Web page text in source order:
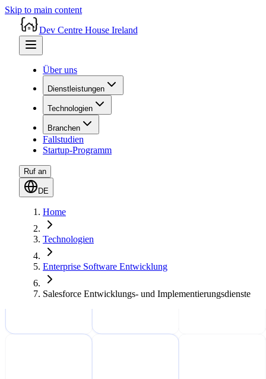
Skip to main content
Dev Centre House Ireland
Über uns
Dienstleistungen
Technologien
Branchen
Fallstudien
Startup-Programm
Ruf an
DE
Home
Technologien
Enterprise Software Entwicklung
Salesforce Entwicklungs- und Implementierungsdienste